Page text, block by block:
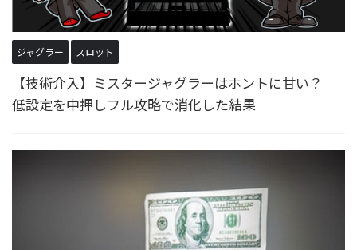
ジャグラー スロット
【技術介入】ミスタージャグラーはホントに甘い？
低設定を中押しフル攻略で消化した結果